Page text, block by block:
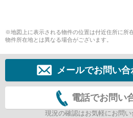
※地図上に表示される物件の位置は付近住所に所
物件所在地とは異なる場合がございます。
メールでお問い
電話でお問い
現況の確認はお気軽にお問い